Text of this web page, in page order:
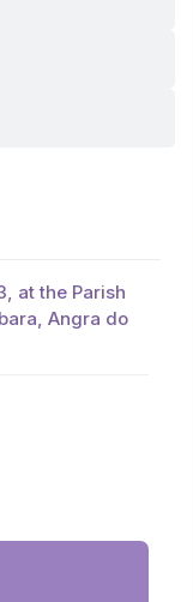
at the Parish
Angra do